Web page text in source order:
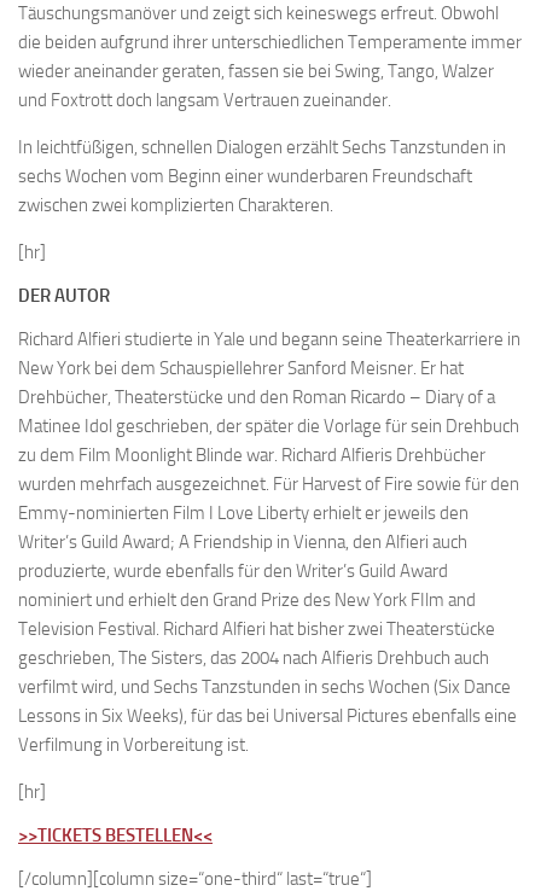
Täuschungsmanöver und zeigt sich keineswegs erfreut. Obwohl
die beiden aufgrund ihrer unterschiedlichen Temperamente immer
wieder aneinander geraten, fassen sie bei Swing, Tango, Walzer
und Foxtrott doch langsam Vertrauen zueinander.
In leichtfüßigen, schnellen Dialogen erzähltSechs Tanzstunden in
sechs Wochen vom Beginn einer wunderbaren Freundschaft
zwischen zwei komplizierten Charakteren.
[hr]
DER AUTOR
Richard Alfieri studierte in Yale und begann seine Theaterkarriere in
New York bei dem Schauspiellehrer Sanford Meisner. Er hat
Drehbücher, Theaterstücke und den Roman Ricardo – Diary of a
Matinee Idol geschrieben, der später die Vorlage für sein Drehbuch
zu dem Film Moonlight Blinde war. Richard Alfieris Drehbücher
wurden mehrfach ausgezeichnet. Für Harvest of Fire sowie für den
Emmy-nominierten Film I Love Libertyerhielt er jeweils den
Writer’s Guild Award; A Friendship in Vienna , den Alfieri auch
produzierte, wurde ebenfalls für den Writer’s Guild Award
nominiert und erhielt den Grand Prize des New York FIlm and
Television Festival. Richard Alfieri hat bisher zwei Theaterstücke
geschrieben, The Sisters , das 2004 nach Alfieris Drehbuch auch
verfilmt wird, und Sechs Tanzstunden in sechs Wochen (Six Dance
Lessons in Six Weeks), für das bei Universal Pictures ebenfalls eine
Verfilmung in Vorbereitung ist.
[hr]
>>TICKETS BESTELLEN<<
[/column][column size=“one-third“ last=“true“]